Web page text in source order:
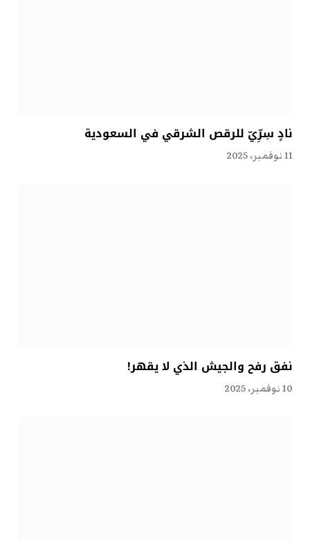
نادٍ سِرِّيّ للرقص الشرقي في السعودية
11 نوفمبر، 2025
نفق رفح والجيش الذي لا يقهر!
10 نوفمبر، 2025